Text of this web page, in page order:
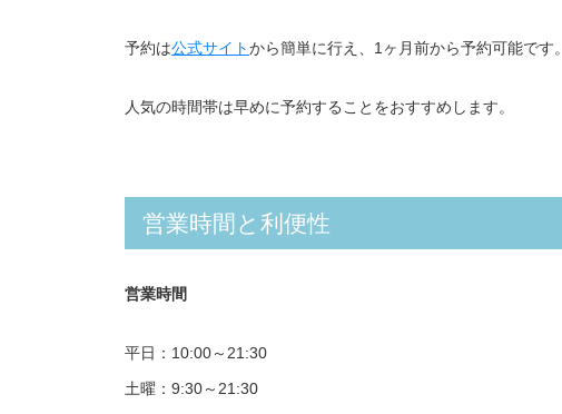
予約は公式サイトから簡単に行え、1ヶ月前から予約可能です。
人気の時間帯は早めに予約することをおすすめします。
営業時間と利便性
営業時間
平日：10:00～21:30
土曜：9:30～21:30